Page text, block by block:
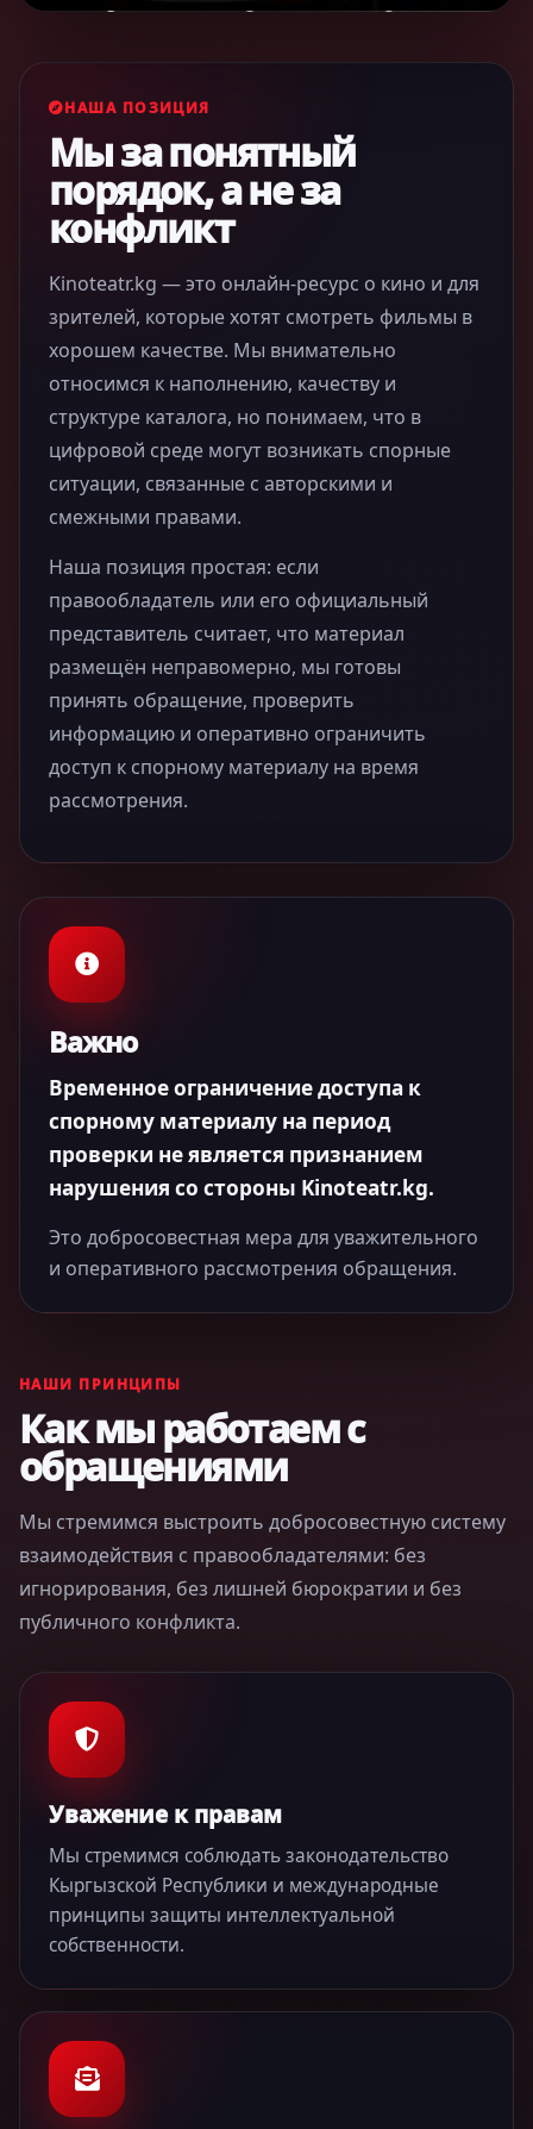
НАША ПОЗИЦИЯ
Мы за понятный
порядок, а не за
конфликт
Kinoteatr.kg — это онлайн-ресурс о кино и для
зрителей, которые хотят смотреть фильмы в
хорошем качестве. Мы внимательно
относимся к наполнению, качеству и
структуре каталога, но понимаем, что в
цифровой среде могут возникать спорные
ситуации, связанные с авторскими и
смежными правами.
Наша позиция простая: если
правообладатель или его официальный
представитель считает, что материал
размещён неправомерно, мы готовы
принять обращение, проверить
информацию и оперативно ограничить
доступ к спорному материалу на время
рассмотрения.
Важно
Временное ограничение доступа к
спорному материалу на период
проверки не является признанием
нарушения со стороны Kinoteatr.kg.
Это добросовестная мера для уважительного
и оперативного рассмотрения обращения.
НАШИ ПРИНЦИПЫ
Как мы работаем с
обращениями
Мы стремимся выстроить добросовестную систему
взаимодействия с правообладателями: без
игнорирования, без лишней бюрократии и без
публичного конфликта.
Уважение к правам
Мы стремимся соблюдать законодательство
Кыргызской Республики и международные
принципы защиты интеллектуальной
собственности.